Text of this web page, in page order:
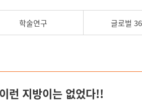
학술연구 글로벌
런 지방이는 없었다!!